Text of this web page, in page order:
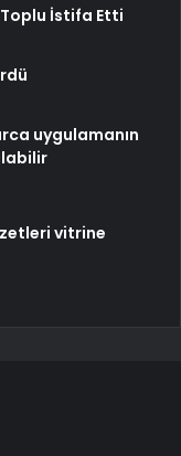
İstifa Etti
uygulamanın
vitrine